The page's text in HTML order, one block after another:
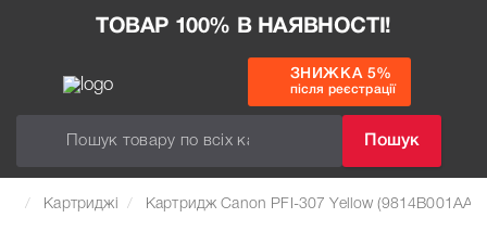
ТОВАР 100% В НАЯВНОСТІ!
Пошук
ЗНИЖКА 5%
після реєстрації
Картриджі Картридж Canon PFI-307 Yellow (9814B001AA)